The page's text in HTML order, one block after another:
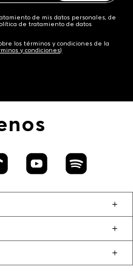
de mis datos personales, de
de tratamiento de datos
los términos y condiciones de la
y condiciones)